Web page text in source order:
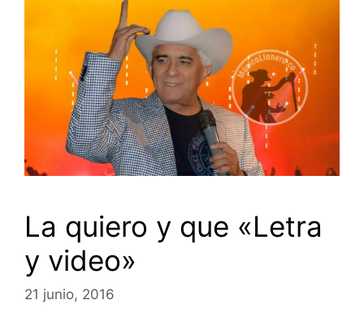
La quiero y que «Letra
y video»
21 junio, 2016